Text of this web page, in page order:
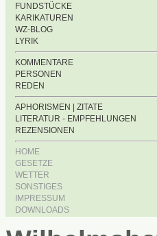
FUNDSTÜCKE
KARIKATUREN
WZ-BLOG
LYRIK
KOMMENTARE
PERSONEN
REDEN
APHORISMEN | ZITATE
LITERATUR - EMPFEHLUNGEN
REZENSIONEN
HOME
GESETZE
WETTER
SONSTIGES
IMPRESSUM
DOWNLOADS